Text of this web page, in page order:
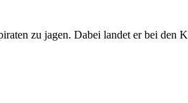
zu jagen. Dabei landet er bei den